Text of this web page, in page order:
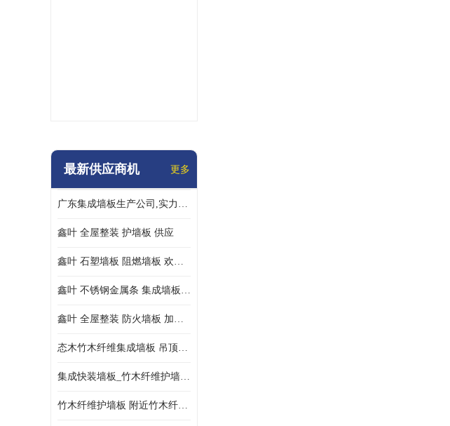
最新供应商机 更多
广东集成墙板生产公司,实力厂家-配送+设计+安装-没中间商
鑫叶 全屋整装 护墙板 供应
鑫叶 石塑墙板 阻燃墙板 欢迎选购
鑫叶 不锈钢金属条 集成墙板阴角线 欢迎选购
鑫叶 全屋整装 防火墙板 加工定制
态木竹木纤维集成墙板 吊顶板材 扣板快装 护墙板
集成快装墙板_竹木纤维护墙板厂家_竹木纤维集成墙板厂家
竹木纤维护墙板 附近竹木纤维集成墙板厂